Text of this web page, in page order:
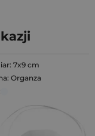
7x9 cm
Organza